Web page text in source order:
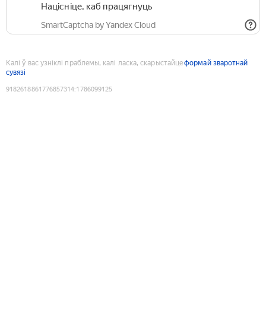
Націсніце, каб працягнуць
SmartCaptcha by Yandex Cloud
Калі ў вас узніклі праблемы, калі ласка, скарыстайцеформай зваротнай
сувязі
9182618861776857314:1786099125